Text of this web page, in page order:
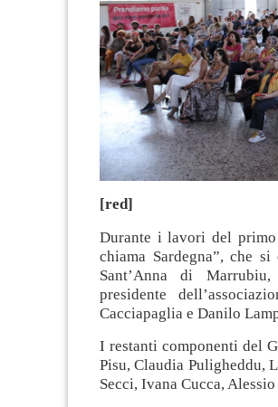
[red]
Durante i lavori del primo
chiama Sardegna”, che
Sant’Anna di
presidente
Cacciapaglia e Danilo
I restanti componenti del
Pisu, Claudia Puligheddu,
Secci, Ivana Cucca,